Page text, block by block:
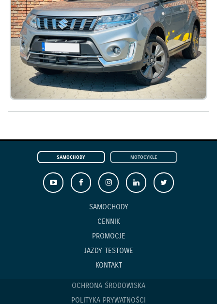
SAMOCHODY MOTOCYKLE
SAMOCHODY
CENNIK
PROMOCJE
JAZDY TESTOWE
KONTAKT
OCHRONA ŚRODOWISKA
POLITYKA PRYWATNOŚCI